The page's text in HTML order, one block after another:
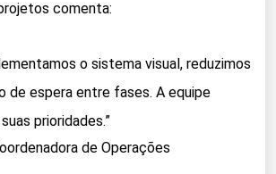
comenta:
o sistema visual, reduzimos
de espera entre fases. A equipe
prioridades.”
de Operações